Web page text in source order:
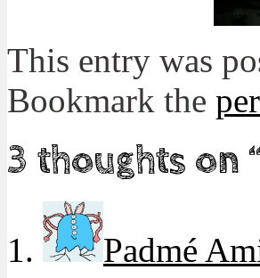
This entry was
Bookmark the
3 thoughts on
Padmé